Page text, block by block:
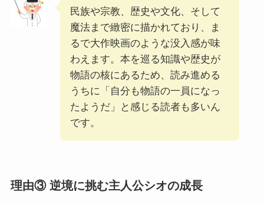
民族や宗教、歴史や文化、そして
魔法まで緻密に描かれており、ま
るで大作映画のような没入感が味
わえます。本を巡る知識や歴史が
物語の核にあるため、読み進める
うちに「自分も物語の一員になっ
たようだ」と感じる読者も多いん
です。
理由③ 逆境に挑む主人公シオの成長